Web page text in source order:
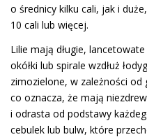
o średnicy kilku cali, jak i
10 cali lub więcej.
Lilie mają długie,
okółki lub spirale wzdłuż
zimozielone, w zależności od
co oznacza, że mają
i odrasta od podstawy
cebulek lub bulw, które